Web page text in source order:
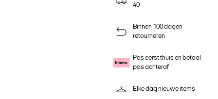
40
Binnen 100 dagen
retourneren
Pas eerst thuis en betaal
pas achteraf
Elke dag nieuwe items